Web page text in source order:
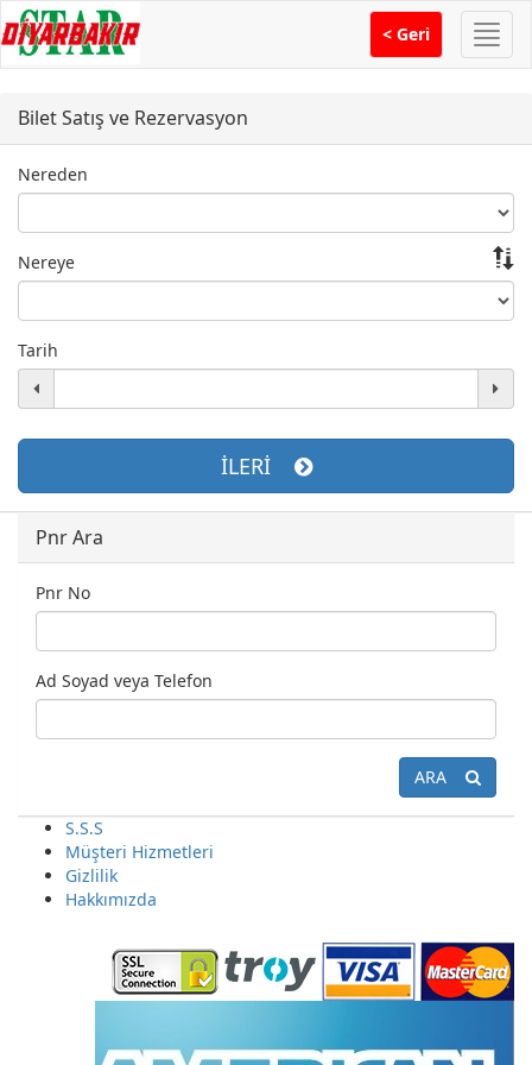
Menü
< Geri
Bilet Satış ve Rezervasyon
Nereden
Nereye
Tarih
İLERİ
Pnr Ara
Pnr No
Ad Soyad veya Telefon
ARA
S.S.S
Müşteri Hizmetleri
Gizlilik
Hakkımızda